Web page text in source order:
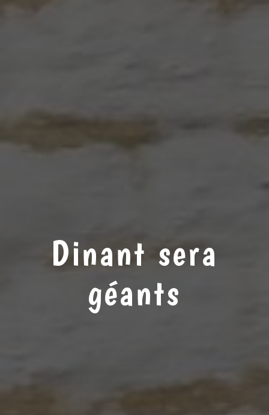
Dinant sera
géants